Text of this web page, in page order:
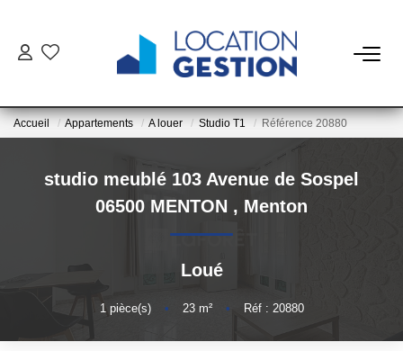
La Gestion Du Bien
La Gestion Du Locataire
LOUER
Accueil Appartements A louer Studio T1 Référence 20880
studio meublé 103 Avenue de Sospel
06500 MENTON , Menton
Loué
1 pièce(s) • 23m² • Réf : 20880